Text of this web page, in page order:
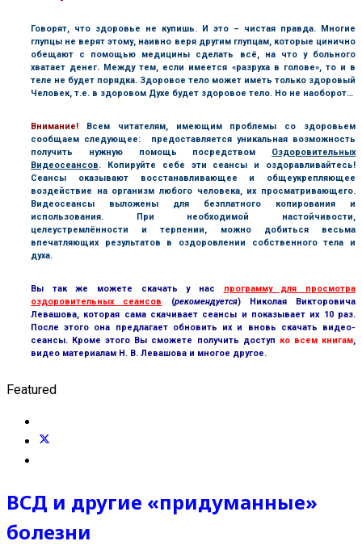
Говорят, что здоровье не купишь. И это – чистая правда. Многие
глупцы не верят этому, наивно веря другим глупцам, которые цинично
обещают с помощью медицины сделать всё, на что у больного
хватает денег. Между тем, если имеется «разруха в голове», то и в
теле не будет порядка. Здоровое тело может иметь только здоровый
Человек, т.е. в здоровом Духе будет здоровое тело. Но не наоборот…
Внимание! Всем читателям, имеющим проблемы со здоровьем
сообщаем следующее: предоставляется уникальная возможность
получить нужную помощь посредством Оздоровительных
Видеосеансов. Копируйте себе эти сеансы и оздоравливайтесь!
Сеансы оказывают восстанавливающее и общеукрепляющее
воздействие на организм любого человека, их просматривающего.
Видеосеансы выложены для безплатного копирования и
использования. При необходимой настойчивости,
целеустремлённости и терпении, можно добиться весьма
впечатляющих результатов в оздоровлении собственного тела и
духа.
Вы так же можете скачать у нас
программу для просмотра
оздоровительных сеансов (рекомендуется) Николая Викторовича
Левашова, которая сама скачивает сеансы и показывает их 10 раз.
После этого она предлагает обновить их и вновь скачать видео-
сеансы. Кроме этого Вы сможете получить доступ ко всем книгам,
видео материалам Н. В. Левашова и многое другое.
Featured
ВСД и другие «придуманные»
болезни